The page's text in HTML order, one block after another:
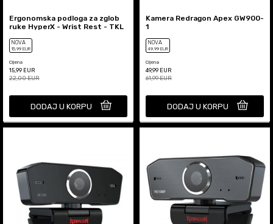
Ergonomska podloga za zglob
ruke HyperX - Wrist Rest - TKL
NOVA
15,99 EUR
Cijena
15,99 EUR
22,00EUR
DODAJ U KORPU
Kamera Redragon Apex GW900-
1
NOVA
49,99 EUR
Cijena
49,99 EUR
61,99EUR
DODAJ U KORPU